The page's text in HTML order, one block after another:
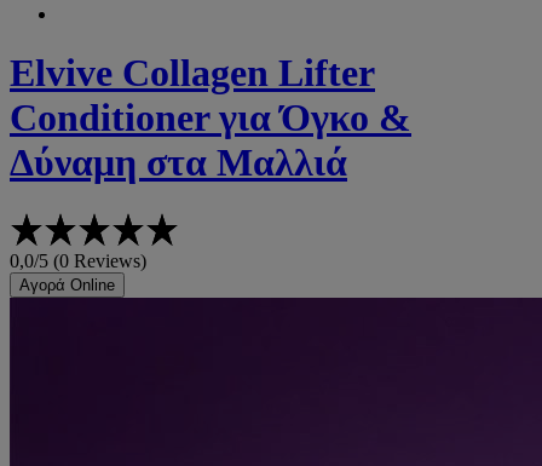
Elvive Collagen Lifter
Conditioner για Όγκο &
Δύναμη στα Μαλλιά
0,0/5 (0 Reviews)
Αγορά Online